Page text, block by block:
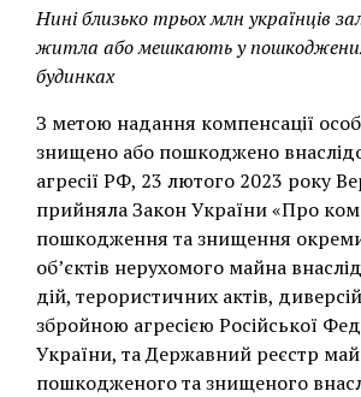
Нині близько трьох млн українців
житла або мешкають у
будинках
З метою надання компенсації
знищено або пошкоджено
агресії РФ, 23 лютого 2023 року
прийняла Закон України «Про
пошкодження та знищення
об’єктів нерухомого майна
дій, терористичних актів,
збройною агресією Російської
України, та Державний реєстр
пошкодженого та знищеного